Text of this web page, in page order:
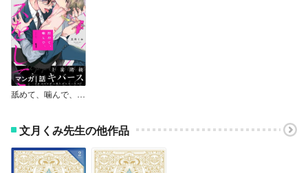
マンガ｜話
舐めて、噛んで、キスをして
文月くみ先生の他作品